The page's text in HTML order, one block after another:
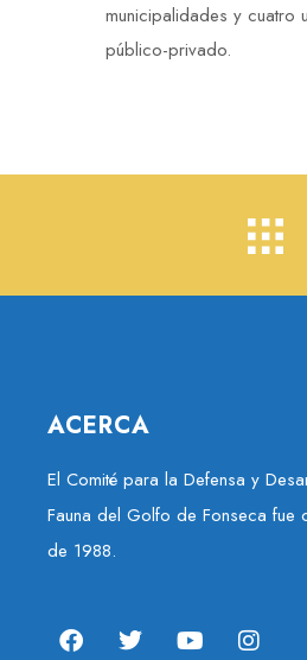
municipalidades y cuatro
público-privado.
ACERCA
El Comité para la Defensa y
Fauna del Golfo de Fonseca
de 1988.